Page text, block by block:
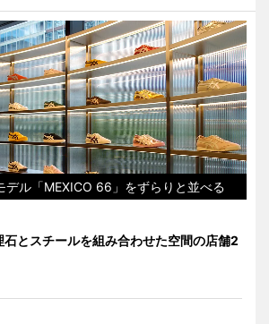
デル「MEXICO 66」をずらりと並べる
石とスチールを組み合わせた空間の店舗2